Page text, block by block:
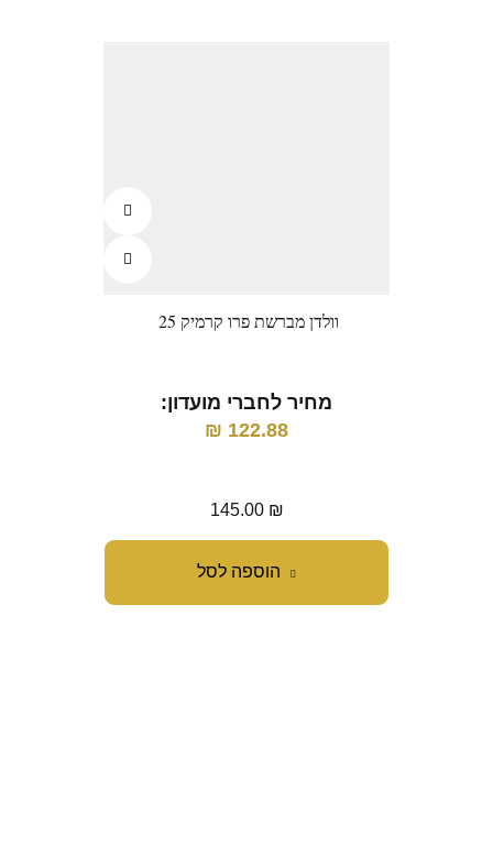
הוספה לסל
וולדן מברשת פרו קרמיק 25
מחיר לחברי מועדון:
122.88
₪
145.00 ₪